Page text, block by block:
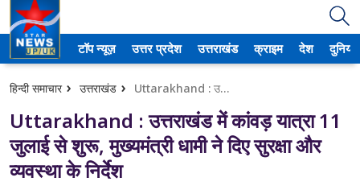
टॉप न्यूज़ उत्तर प्रदेश उत्तराखंड क्राइम देश दुनिया
हिन्दी समाचार उत्तराखंड Uttarakhand : उत्तराखंड में कांवड़ यात्रा 11 जुलाई से शुरू, मुख्यमंत्री धामी ने दिए सुरक्षा और व्यवस्था के निर्देश
Uttarakhand : उत्तराखंड में कांवड़ यात्रा 11
जुलाई से शुरू, मुख्यमंत्री धामी ने दिए सुरक्षा और
व्यवस्था के निर्देश
उत्तर प्रदेश
आगरा
कानपुर